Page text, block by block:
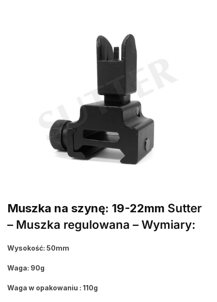
Muszka na szynę: 19-22mm Sutter
– Muszka regulowana – Wymiary:
Wysokość: 50mm
Waga: 90g
Waga w opakowaniu : 110g